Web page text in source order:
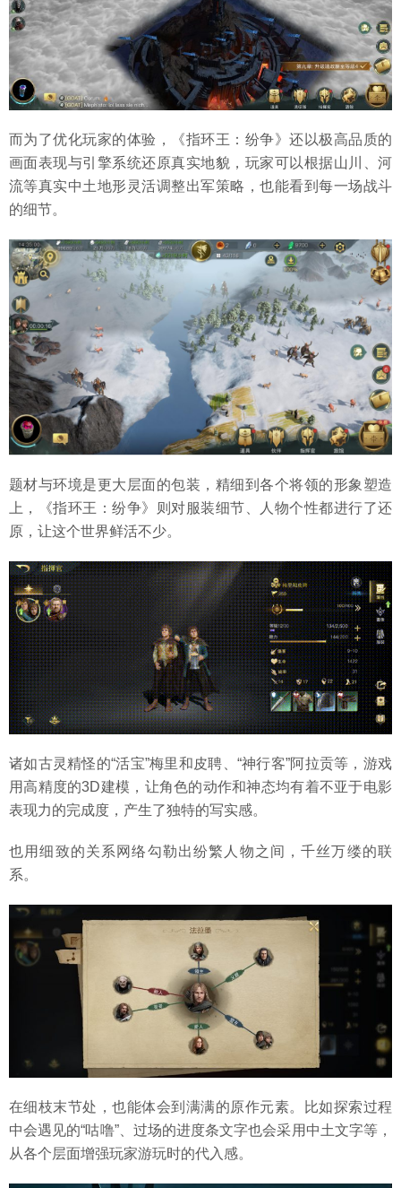
而为了优化玩家的体验，《指环王：纷争》还以极高品质的
画面表现与引擎系统还原真实地貌，玩家可以根据山川、河
流等真实中土地形灵活调整出军策略，也能看到每一场战斗
的细节。
题材与环境是更大层面的包装，精细到各个将领的形象塑造
上，《指环王：纷争》则对服装细节、人物个性都进行了还
原，让这个世界鲜活不少。
诸如古灵精怪的“活宝”梅里和皮聘、“神行客”阿拉贡等，游戏
用高精度的3D建模，让角色的动作和神态均有着不亚于电影
表现力的完成度，产生了独特的写实感。
也用细致的关系网络勾勒出纷繁人物之间，千丝万缕的联
系。
在细枝末节处，也能体会到满满的原作元素。比如探索过程
中会遇见的“咕噜”、过场的进度条文字也会采用中土文字等，
从各个层面增强玩家游玩时的代入感。